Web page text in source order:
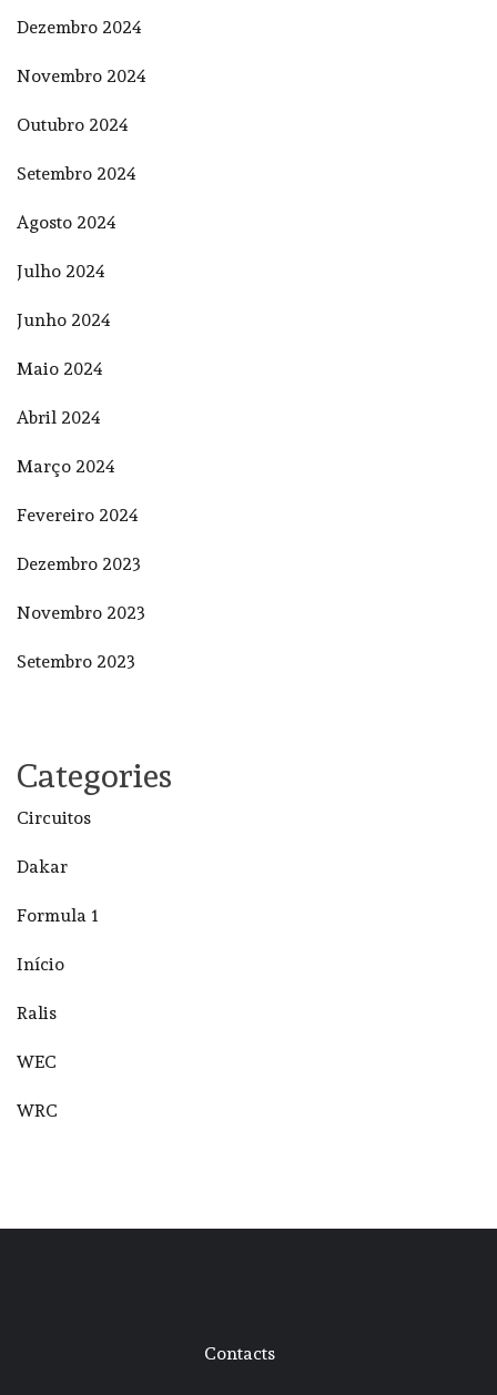
Dezembro 2024
Novembro 2024
Outubro 2024
Setembro 2024
Agosto 2024
Julho 2024
Junho 2024
Maio 2024
Abril 2024
Março 2024
Fevereiro 2024
Dezembro 2023
Novembro 2023
Setembro 2023
Categories
Circuitos
Dakar
Formula 1
Início
Ralis
WEC
WRC
Contacts